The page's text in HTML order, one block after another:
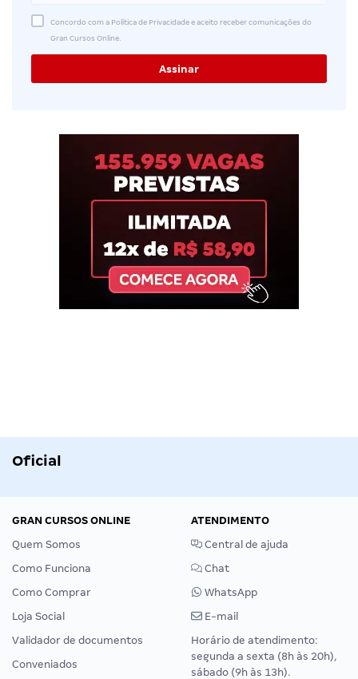
Concordo com a Política de Privacidade e aceito receber comunicações do
Gran Cursos Online.
Oficial
GRAN CURSOS ONLINE
Quem Somos
Como Funciona
Como Comprar
Loja Social
Validador de documentos
Conveniados
ATENDIMENTO
Central de ajuda
Chat
WhatsApp
E-mail
Horário de atendimento:
segunda a sexta (8h às 20h),
sábado (9h às 13h).